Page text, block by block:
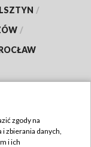
/
/
zgody na
zbierania danych,
i ich